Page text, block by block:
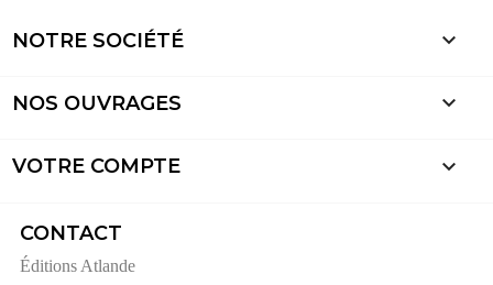
NOTRE SOCIÉTÉ 
NOS OUVRAGES 
VOTRE COMPTE 
CONTACT
Éditions Atlande